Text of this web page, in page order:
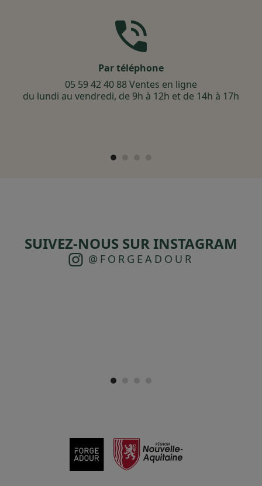
Par téléphone
05 59 42 40 88 Ventes en ligne
du lundi au vendredi, de 9h à 12h et de 14h à 17h
SUIVEZ-NOUS SUR INSTAGRAM
@FORGEADOUR